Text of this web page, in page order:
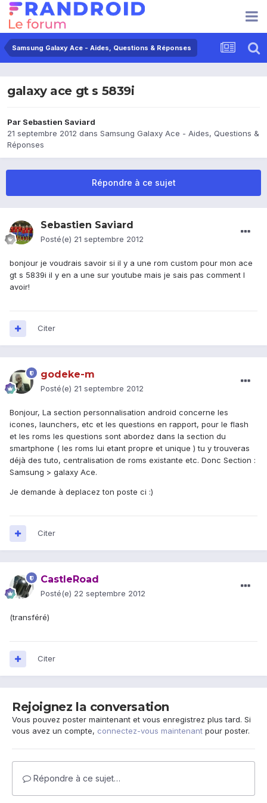
Samsung Galaxy Ace - Aides, Questions & Réponses
galaxy ace gt s 5839i
Par Sebastien Saviard
21 septembre 2012 dans Samsung Galaxy Ace - Aides, Questions &
Réponses
Répondre à ce sujet
Sebastien Saviard
Posté(e) 21 septembre 2012
bonjour je voudrais savoir si il y a une rom custom pour mon ace
gt s 5839i il y en a une sur youtube mais je sais pas comment l
avoir!
Citer
godeke-m
Posté(e) 21 septembre 2012
Bonjour, La section personnalisation android concerne les
icones, launchers, etc et les questions en rapport, pour le flash
et les roms les questions sont abordez dans la section du
smartphone ( les roms lui etant propre et unique ) tu y trouveras
déjà des tuto, centralisation de roms existante etc. Donc Section :
Samsung > galaxy Ace.
Je demande à deplacez ton poste ci :)
Citer
CastleRoad
Posté(e) 22 septembre 2012
(transféré)
Citer
Rejoignez la conversation
Vous pouvez poster maintenant et vous enregistrez plus tard. Si
vous avez un compte, connectez-vous maintenant pour poster.
Répondre à ce sujet…